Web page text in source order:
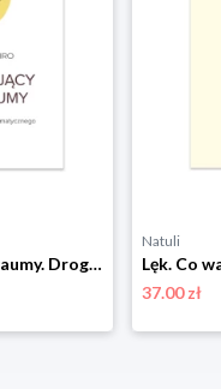
Zaskakujący dar traumy. Droga do rozwoju potraumatycznego Czarna owca
Natuli
37.00 zł